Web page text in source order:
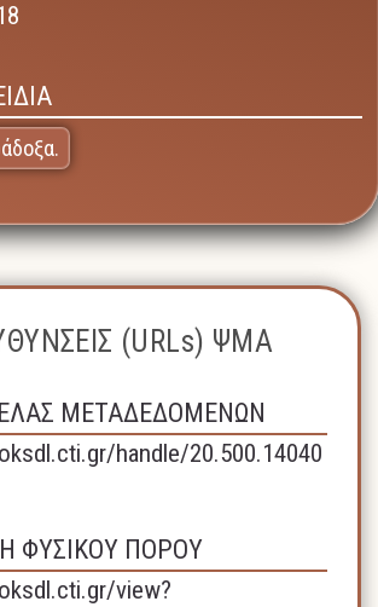
(URLs) ΨΜΑ
ΜΕΤΑΔΕΔΟΜΕΝΩΝ
handle/20.500.14040
ΦΥΣΙΚΟΥ ΠΟΡΟΥ
view?